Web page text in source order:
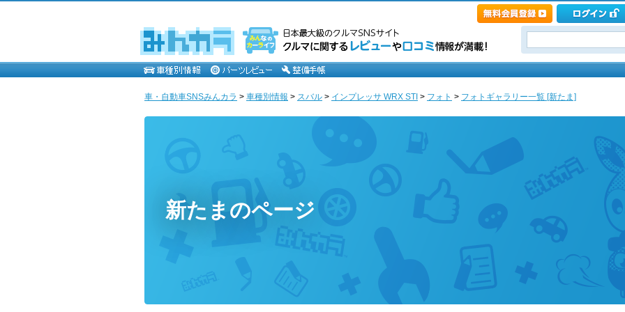
車・自動車SNSみんカラ > 車種別情報 > スバル > インプレッサ WRX STI > フォト > フォトギャラリー一覧 [新たま]
新たまのページ